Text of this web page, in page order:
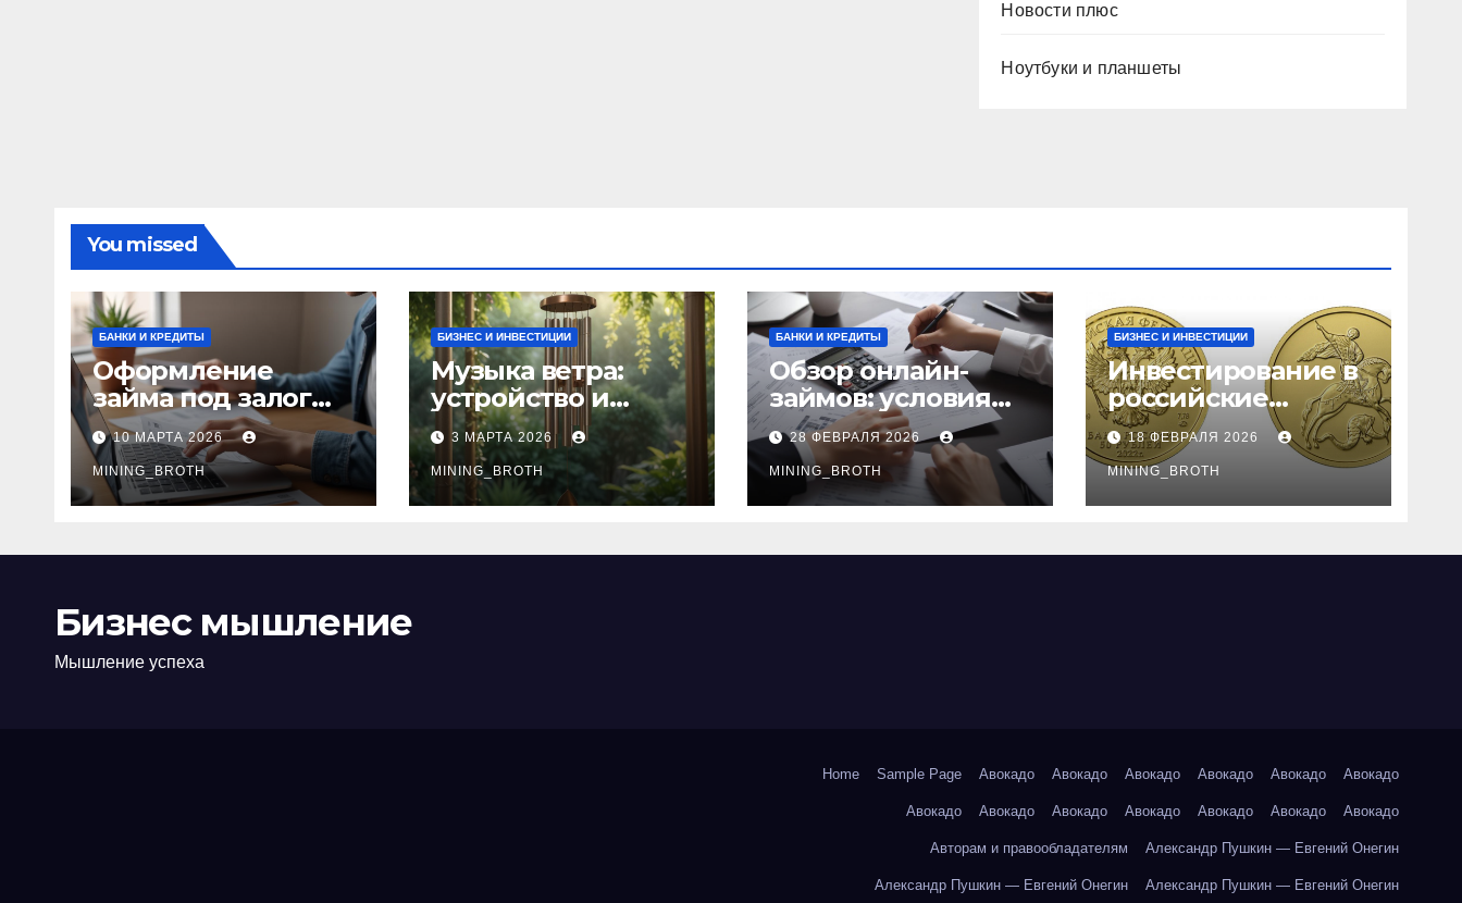
Новости плюс
Ноутбуки и планшеты
You missed
БАНКИ И КРЕДИТЫ
Оформление
займа под залог
ПТС онлайн на
карту без визита в
офис: порядок,
требования и
10 МАРТА 2026
MINING_BROTH
БИЗНЕС И ИНВЕСТИЦИИ
Музыка ветра:
устройство и
принципы
звучания
колокольчиков
3 МАРТА 2026
MINING_BROTH
БАНКИ И КРЕДИТЫ
Обзор онлайн-
займов: условия
выдачи,
процентные
ставки и
требования к
28 ФЕВРАЛЯ 2026
MINING_BROTH
БИЗНЕС И ИНВЕСТИЦИИ
Инвестирование в
российские
золотые монеты:
подробное
руководство
18 ФЕВРАЛЯ 2026
MINING_BROTH
Бизнес мышление
Мышление успеха
Home Sample Page Авокадо Авокадо Авокадо Авокадо Авокадо Авокадо
Авокадо Авокадо Авокадо Авокадо Авокадо Авокадо Авокадо
Авторам и правообладателям Александр Пушкин — Евгений Онегин
Александр Пушкин — Евгений Онегин Александр Пушкин — Евгений Онегин